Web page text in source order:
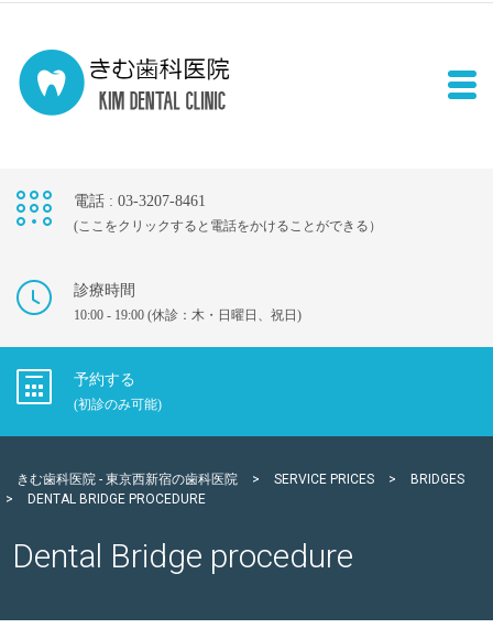
電話 : 03-3207-8461
(ここをクリックすると電話をかけることができる）
診療時間
10:00 - 19:00 (休診：木・日曜日、祝日)
予約する
(初診のみ可能)
きむ歯科医院 - 東京西新宿の歯科医院 > SERVICE PRICES >
BRIDGES
>
DENTAL BRIDGE PROCEDURE
Dental Bridge procedure